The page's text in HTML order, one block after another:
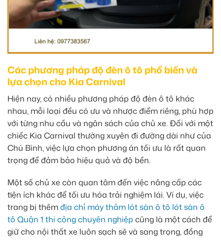
Các phương pháp độ đèn ô tô phổ biến và
lựa chọn cho Kia Carnival
Hiện nay, có nhiều phương pháp độ đèn ô tô khác
nhau, mỗi loại đều có ưu và nhược điểm riêng, phù hợp
với từng nhu cầu và ngân sách của chủ xe. Đối với một
chiếc Kia Carnival thường xuyên đi đường dài như của
Chú Bình, việc lựa chọn phương án tối ưu là rất quan
trọng để đảm bảo hiệu quả và độ bền.
Một số chủ xe còn quan tâm đến việc nâng cấp các
tiện ích khác để tối ưu hóa trải nghiệm lái. Ví dụ, việc
trang bị thêmđịa chỉ máy thảm lót sàn ô tô lót sàn ô
tô Quận 1 thi công chuyên nghiệp cũng là một cách để
giữ cho nội thất xe luôn sạch sẽ và sang trọng, đồng